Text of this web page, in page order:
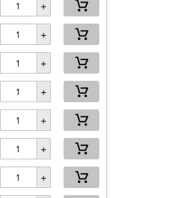
+
+
+
+
+
+
+